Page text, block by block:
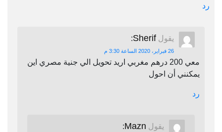
رد
يقول Sherif
:
26 فبراير، 2020 الساعة 3:30 م
معي 200 درهم مغربي اريد تحويل الي جنية مصري اين
يمكنني أن احول
رد
يقول Mazn
: